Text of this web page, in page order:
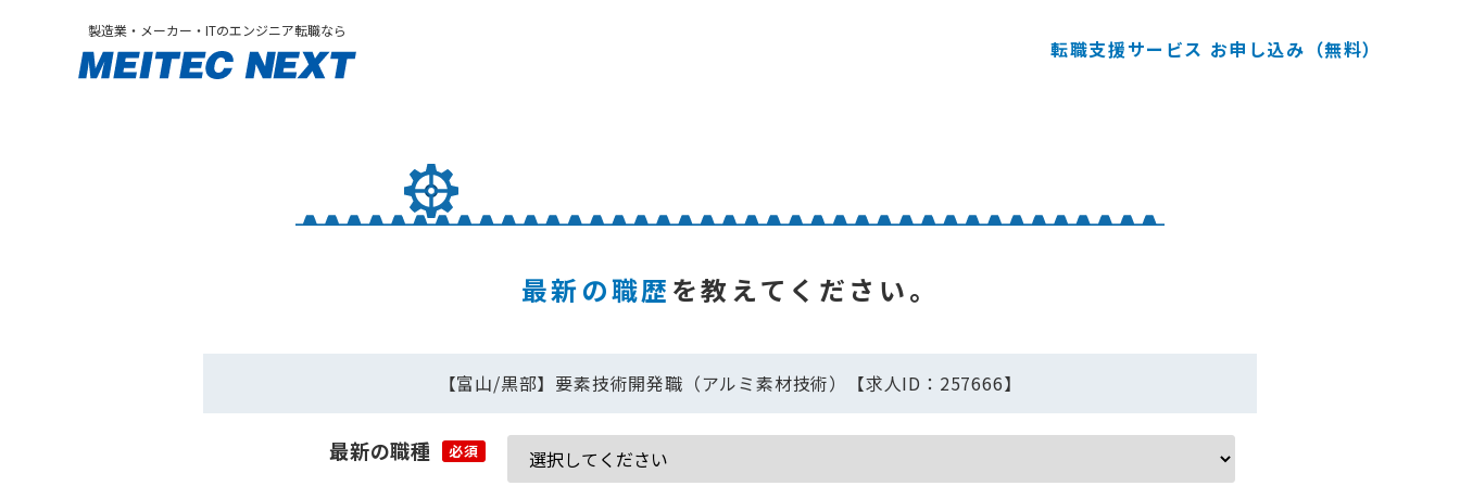
製造業・メーカー・ITのエンジニア転職なら
転職支援サービス お申し込み（無料）
最新の職歴 を教えてください。
【富山/黒部】要素技術開発職（アルミ素材技術）【求人ID：257666】
最新の職種